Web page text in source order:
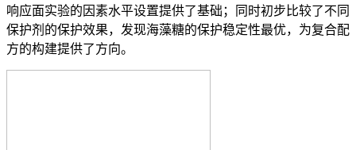
响应面实验的因素水平设置提供了基础；同时初步比较了不同
保护剂的保护效果，发现海藻糖的保护稳定性最优，为复合配
方的构建提供了方向。